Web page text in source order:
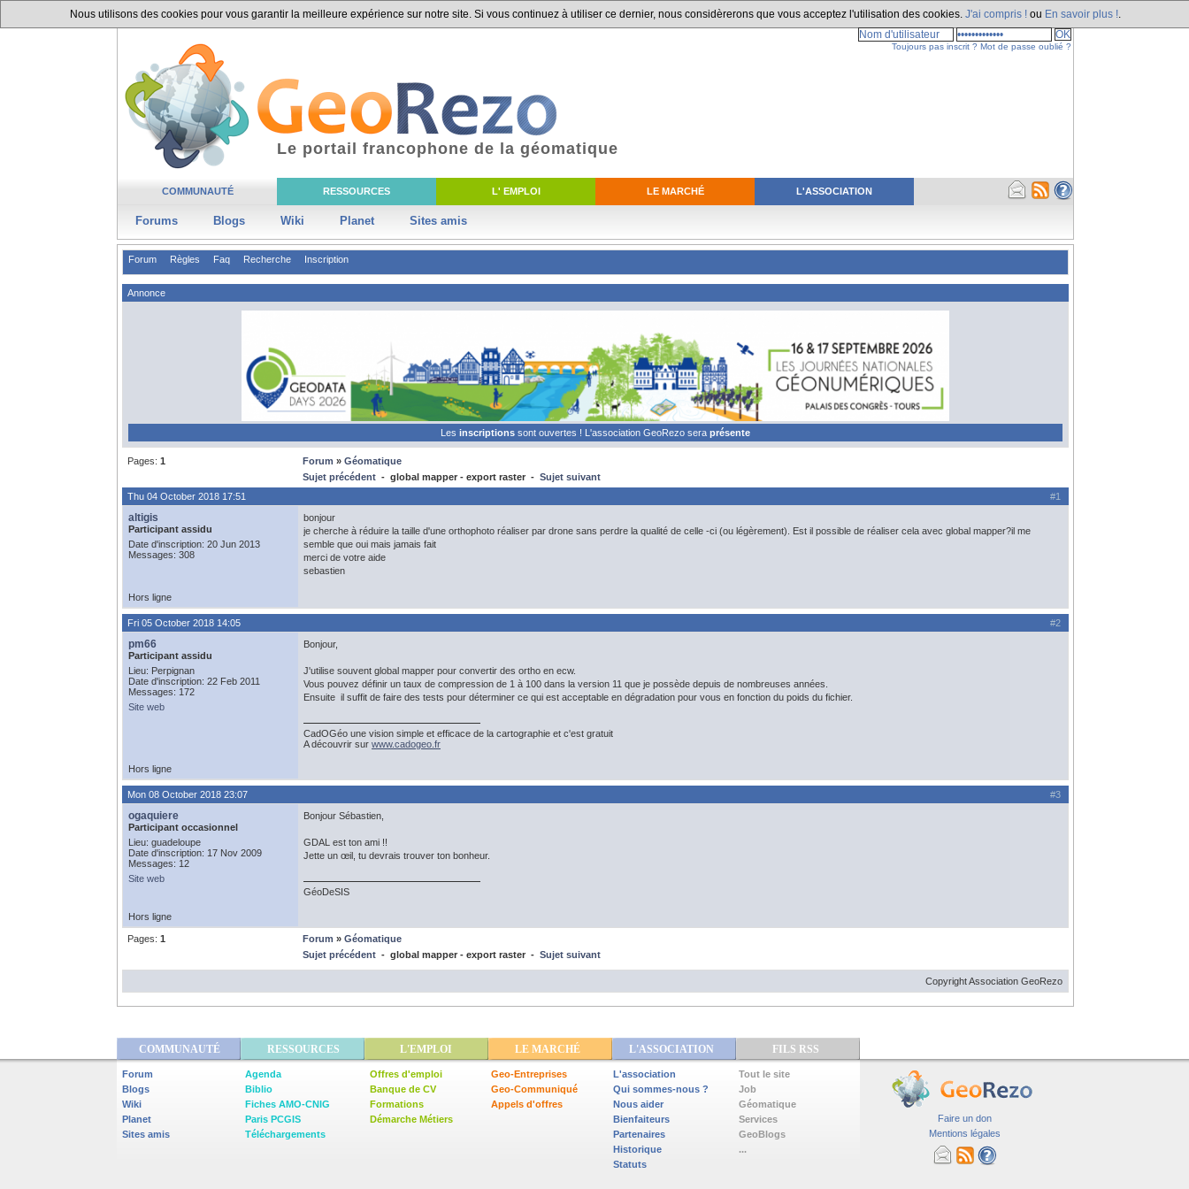
Nous utilisons des cookies pour vous garantir la meilleure expérience sur notre site. Si vous continuez à utiliser ce dernier, nous considèrerons que vous acceptez l'utilisation des cookies. J'ai compris ! ou En savoir plus !
COMMUNAUTÉ RESSOURCES L' EMPLOI LE MARCHÉ L'ASSOCIATION
Forums Blogs Wiki Planet Sites amis
Le portail francophone de la géomatique
Toujours pas inscrit ? Mot de passe oublié ?
Forum Règles Faq Recherche Inscription
Annonce
Les inscriptions sont ouvertes ! L'association GeoRezo sera présente
Pages: 1 Forum » Géomatique
Sujet précédent - global mapper - export raster - Sujet suivant
#1
Thu 04 October 2018 17:51
altigis
Participant assidu
Date d'inscription: 20 Jun 2013
Messages: 308
bonjour
je cherche à réduire la taille d'une orthophoto réaliser par drone sans perdre la qualité de celle -ci (ou légèrement). Est il possible de réaliser cela avec global mapper?il me
semble que oui mais jamais fait
merci de votre aide
sebastien
Hors ligne
#2
Fri 05 October 2018 14:05
pm66
Participant assidu
Lieu: Perpignan
Date d'inscription: 22 Feb 2011
Messages: 172
Site web
Bonjour,
J'utilise souvent global mapper pour convertir des ortho en ecw.
Vous pouvez définir un taux de compression de 1 à 100 dans la version 11 que je possède depuis de nombreuses années.
Ensuite il suffit de faire des tests pour déterminer ce qui est acceptable en dégradation pour vous en fonction du poids du fichier.
CadOGéo une vision simple et efficace de la cartographie et c'est gratuit
A découvrir sur www.cadogeo.fr
Hors ligne
#3
Mon 08 October 2018 23:07
ogaquiere
Participant occasionnel
Lieu: guadeloupe
Date d'inscription: 17 Nov 2009
Messages: 12
Site web
Bonjour Sébastien,
GDAL est ton ami !!
Jette un œil, tu devrais trouver ton bonheur.
GéoDeSIS
Hors ligne
Pages: 1 Forum » Géomatique
Sujet précédent - global mapper - export raster - Sujet suivant
Copyright Association GeoRezo
COMMUNAUTÉ RESSOURCES L'EMPLOI LE MARCHÉ L'ASSOCIATION FILS RSS
Forum
Blogs
Wiki
Planet
Sites amis
Agenda
Biblio
Fiches AMO-CNIG
Paris PCGIS
Téléchargements
Offres d'emploi
Banque de CV
Formations
Démarche Métiers
Geo-Entreprises
Geo-Communiqué
Appels d'offres
L'association
Qui sommes-nous ?
Nous aider
Bienfaiteurs
Partenaires
Historique
Statuts
Tout le site
Job
Géomatique
Services
GeoBlogs
...
Faire un don
Mentions légales